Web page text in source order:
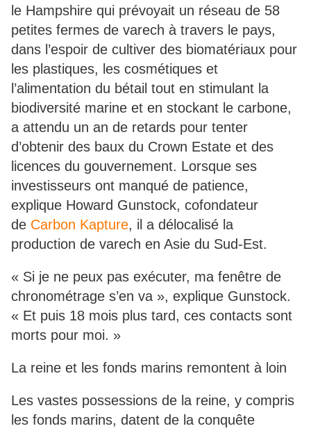
le Hampshire qui prévoyait un réseau de 58
petites fermes de varech à travers le pays,
dans l’espoir de cultiver des biomatériaux pour
les plastiques, les cosmétiques et
l’alimentation du bétail tout en stimulant la
biodiversité marine et en stockant le carbone,
a attendu un an de retards pour tenter
d’obtenir des baux du Crown Estate et des
licences du gouvernement. Lorsque ses
investisseurs ont manqué de patience,
explique Howard Gunstock, cofondateur
de Carbon Kapture, il a délocalisé la
production de varech en Asie du Sud-Est.
« Si je ne peux pas exécuter, ma fenêtre de
chronométrage s’en va », explique Gunstock.
« Et puis 18 mois plus tard, ces contacts sont
morts pour moi. »
La reine et les fonds marins remontent à loin
Les vastes possessions de la reine, y compris
les fonds marins, datent de la conquête